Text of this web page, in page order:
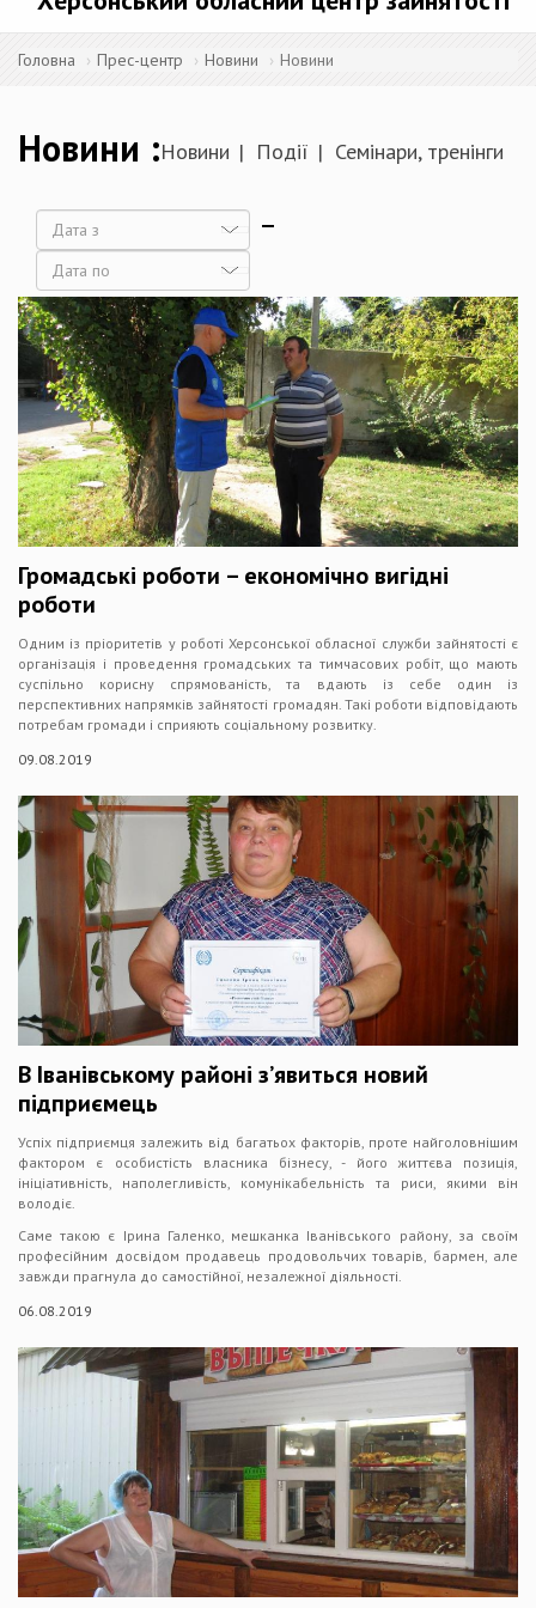
Головна Прес-центр Новини Новини
Новини Новини Події Семінари, тренінги
Дата
Дата
Громадські роботи – економічно вигідні
роботи
Одним із пріоритетів у роботі Херсонської обласної служби зайнятості є
організація і проведення громадських та тимчасових робіт, що мають
суспільно корисну спрямованість, та вдають із себе один із
перспективних напрямків зайнятості громадян. Такі роботи відповідають
потребам громади і сприяють соціальному розвитку.
09.08.2019
В Іванівському районі з’явиться новий
підприємець
Успіх підприємця залежить від багатьох факторів, проте найголовнішим
фактором є особистість власника бізнесу, - його життєва позиція,
ініціативність, наполегливість, комунікабельність та риси, якими він
володіє.
Саме такою є Ірина Галенко, мешканка Іванівського району, за своїм
професійним досвідом продавець продовольчих товарів, бармен, але
завжди прагнула до самостійної, незалежної діяльності.
06.08.2019